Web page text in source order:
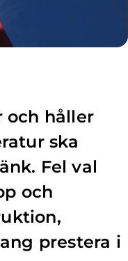
och håller
ska
Fel val
och
prestera i